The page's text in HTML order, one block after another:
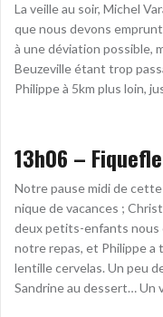
La veille au soir, Michel
que nous devons
à une déviation possible,
Beuzeville étant trop
Philippe à 5km plus loin,
13h06 –
Notre pause midi de cette
nique de vacances ;
deux petits-enfants nous
notre repas, et Philippe a
lentille cervelas. Un peu
Sandrine au dessert… Un